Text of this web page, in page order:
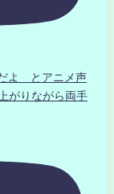
よ とアニメ声
がりながら両手